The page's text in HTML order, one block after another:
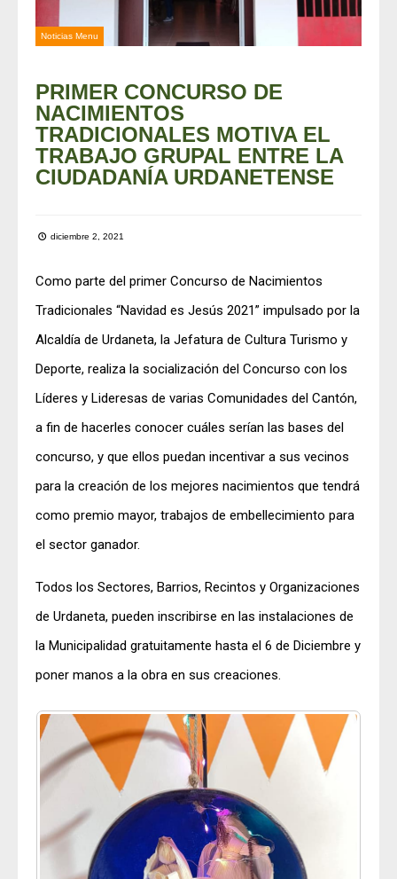
Noticias Menu
PRIMER CONCURSO DE
NACIMIENTOS
TRADICIONALES MOTIVA EL
TRABAJO GRUPAL ENTRE LA
CIUDADANÍA URDANETENSE
diciembre 2, 2021
Como parte del primer Concurso de Nacimientos
Tradicionales “Navidad es Jesús 2021” impulsado por la
Alcaldía de Urdaneta, la Jefatura de Cultura Turismo y
Deporte, realiza la socialización del Concurso con los
Líderes y Lideresas de varias Comunidades del Cantón,
a fin de hacerles conocer cuáles serían las bases del
concurso, y que ellos puedan incentivar a sus vecinos
para la creación de los mejores nacimientos que tendrá
como premio mayor, trabajos de embellecimiento para
el sector ganador.
Todos los Sectores, Barrios, Recintos y Organizaciones
de Urdaneta, pueden inscribirse en las instalaciones de
la Municipalidad gratuitamente hasta el 6 de Diciembre y
poner manos a la obra en sus creaciones.